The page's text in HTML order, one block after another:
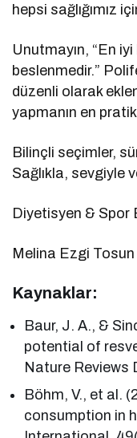
hepsi sağlığımız
Unutmayın, “En
beslenmedir.”
düzenli olarak
yapmanın en
Bilinçli seçimler,
Sağlıkla, sevgiyle
Diyetisyen & Spor
Melina Ezgi Tosun
Kaynaklar:
Baur, J. A., &
potential of
Nature Reviews
Böhm, V., et al.
consumption in